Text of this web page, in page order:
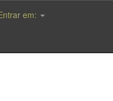
em: